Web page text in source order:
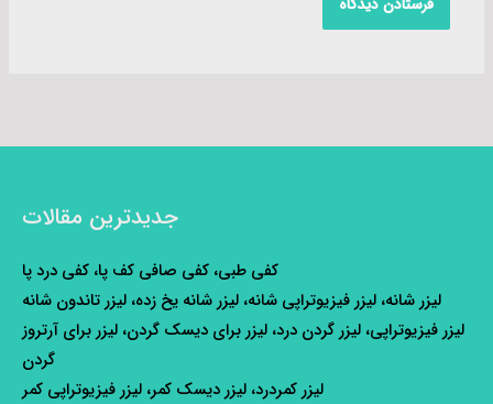
جدیدترین مقالات
کفی طبی، کفی صافی کف پا، کفی درد پا
لیزر شانه، لیزر فیزیوتراپی شانه، لیزر شانه یخ زده، لیزر تاندون شانه
لیزر فیزیوتراپی، لیزر گردن درد، لیزر برای دیسک گردن، لیزر برای آرتروز
گردن
لیزر کمردرد، لیزر دیسک کمر، لیزر فیزیوتراپی کمر